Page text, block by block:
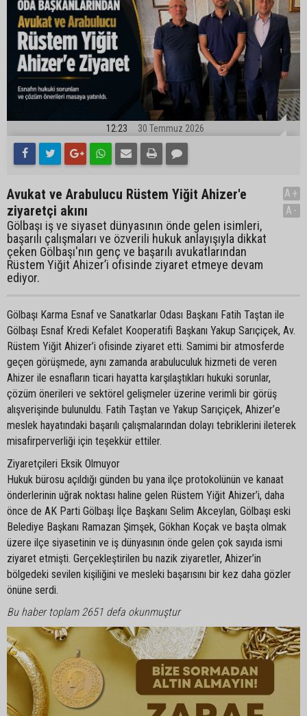
12:23 30 Temmuz 2026
Avukat ve Arabulucu Rüstem Yiğit Ahizer'e
ziyaretçi akını
Gölbaşı iş ve siyaset dünyasının önde gelen isimleri,
başarılı çalışmaları ve özverili hukuk anlayışıyla dikkat
çeken Gölbaşı'nın genç ve başarılı avukatlarından
Rüstem Yiğit Ahizer’i ofisinde ziyaret etmeye devam
ediyor.
A+
A-
Gölbaşı Karma Esnaf ve Sanatkarlar Odası Başkanı Fatih Taştan ile
Gölbaşı Esnaf Kredi Kefalet Kooperatifi Başkanı Yakup Sarıçiçek, Av.
Rüstem Yiğit Ahizer’i ofisinde ziyaret etti. Samimi bir atmosferde
geçen görüşmede, aynı zamanda arabuluculuk hizmeti de veren
Ahizer ile esnafların ticari hayatta karşılaştıkları hukuki sorunlar,
çözüm önerileri ve sektörel gelişmeler üzerine verimli bir görüş
alışverişinde bulunuldu. Fatih Taştan ve Yakup Sarıçiçek, Ahizer’e
meslek hayatındaki başarılı çalışmalarından dolayı tebriklerini ileterek
misafirperverliği için teşekkür ettiler.
Ziyaretçileri Eksik Olmuyor
Hukuk bürosu açıldığı günden bu yana ilçe protokolünün ve kanaat
önderlerinin uğrak noktası haline gelen Rüstem Yiğit Ahizer’i, daha
önce de AK Parti Gölbaşı İlçe Başkanı Selim Akceylan, Gölbaşı eski
Belediye Başkanı Ramazan Şimşek, Gökhan Koçak ve başta olmak
üzere ilçe siyasetinin ve iş dünyasının önde gelen çok sayıda ismi
ziyaret etmişti. Gerçekleştirilen bu nazik ziyaretler, Ahizer’in
bölgedeki sevilen kişiliğini ve mesleki başarısını bir kez daha gözler
önüne serdi.
Bu haber toplam 2651 defa okunmuştur